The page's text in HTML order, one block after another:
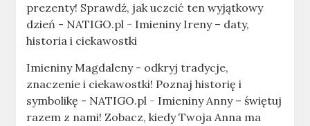
prezenty! Sprawdź, jak uczcić ten wyjątkowy
dzień - NATIGO.pl - Imieniny Ireny – daty,
historia i ciekawostki
Imieniny Magdaleny - odkryj tradycje,
znaczenie i ciekawostki! Poznaj historię i
symbolikę - NATIGO.pl - Imieniny Anny – świętuj
razem z nami! Zobacz, kiedy Twoja Anna ma